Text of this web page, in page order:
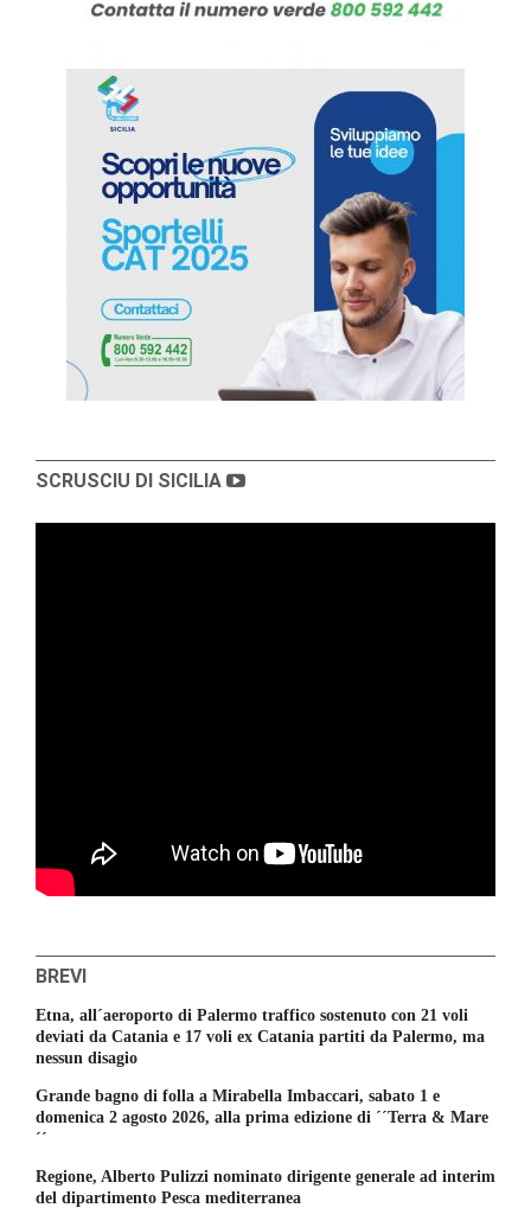
SCRUSCIU DI SICILIA
BREVI
Etna, all´aeroporto di Palermo traffico sostenuto con 21 voli
deviati da Catania e 17 voli ex Catania partiti da Palermo, ma
nessun disagio
Grande bagno di folla a Mirabella Imbaccari, sabato 1 e
domenica 2 agosto 2026, alla prima edizione di ´´Terra & Mare
´´
Regione, Alberto Pulizzi nominato dirigente generale ad interim
del dipartimento Pesca mediterranea